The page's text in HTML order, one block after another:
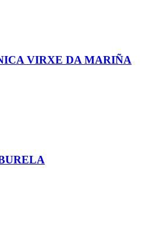
VIRXE DA MARIÑA